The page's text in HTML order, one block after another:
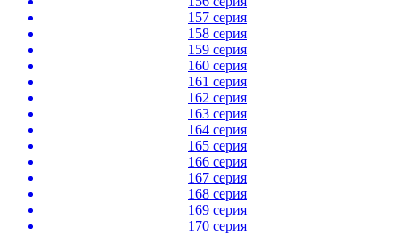
157 серия
158 серия
159 серия
160 серия
161 серия
162 серия
163 серия
164 серия
165 серия
166 серия
167 серия
168 серия
169 серия
170 серия